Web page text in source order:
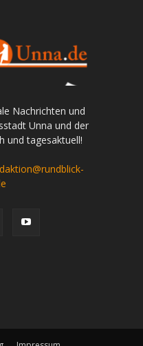
Nachrichten und
Unna und der
und tagesaktuell!